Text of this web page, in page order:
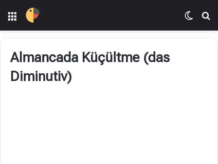
Menü Dış
Almancada Küçültme (das
Diminutiv)